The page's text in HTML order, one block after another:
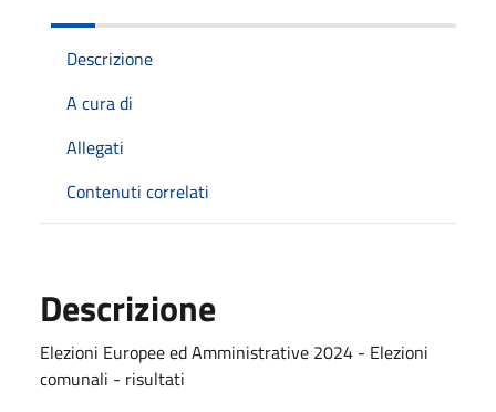
Descrizione
A cura di
Allegati
Contenuti correlati
Descrizione
Elezioni Europee ed Amministrative 2024 - Elezioni
comunali - risultati